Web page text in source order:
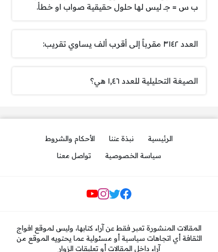
ب س = جـ ليس لها حلول حقيقية صواب او خطأ.
العدد ٣١٤٢ مقرباً إلى أقرب ألف يساوي تقريب:
الصيغة التحليلية للعدد ١,٤٦ هي؟
الرئيسية نبذة عننا
الأحكام والشروط
سياسة الخصوصية
تواصل معنا
مواقع التواصل
المقالات المنشورة تعبر فقط عن آراء كتابها، وليس لموقع افواج
الثقافة أي اتجاهات سياسية أو مسئولية عما يحتويه الموقع من
آراء داخل المقالات أو تعليقات الزوار